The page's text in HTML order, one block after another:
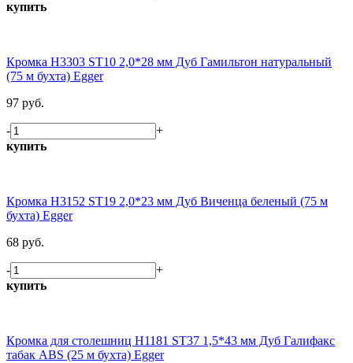
купить
Кромка H3303 ST10 2,0*28 мм Дуб Гамильтон натуральный
(75 м бухта) Egger
97 руб.
-
+
купить
Кромка H3152 ST19 2,0*23 мм Дуб Виченца беленый (75 м
бухта) Egger
68 руб.
-
+
купить
Кромка для столешниц H1181 ST37 1,5*43 мм Дуб Галифакс
табак ABS (25 м бухта) Egger